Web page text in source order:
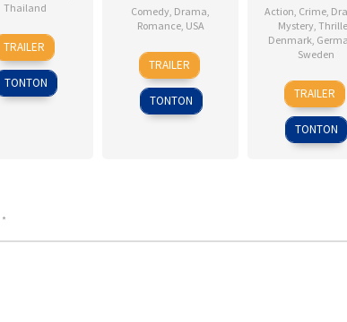
Thailand
4
Mar
2015
Nareubadee
Wetchakam
TRAILER
TONTON
Comedy Drama
Romance, USA
6
Feb
2009
Ken
Kwapis
TRAILER
TONTON
Action Crime
Mystery
Denmark
Sweden
18
Sep
2009
TRAILER
TONTON
*